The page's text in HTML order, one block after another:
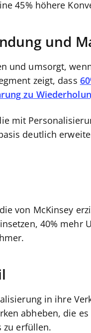
45% höhere
und
und umsorgt,
zeigt, dass
zu
mit
deutlich
von McKinsey
40% mehr
in ihre
abheben, die
zu erfüllen.